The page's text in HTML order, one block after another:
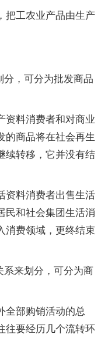
工农业产品由生产
，可分为批发商品
料消费者和对商业
的商品将在社会再生
续转移，它并没有结
料消费者出售生活
民和社会集团生活消
消费领域，更终结束
来划分，可分为商
部购销活动的总
往要经历几个流转环